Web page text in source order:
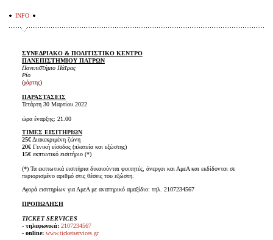
INFO
ΣΥΝΕΔΡΙΑΚΟ & ΠΟΛΙΤΙΣΤΙΚΟ ΚΕΝΤΡΟ
ΠΑΝΕΠΙΣΤΗΜΙΟΥ ΠΑΤΡΩΝ
Πανεπιστήμιο Πάτρας
Ρίο
(χάρτης)
ΠΑΡΑΣΤΑΣΕΙΣ
Τετάρτη 30 Μαρτίου 2022
ώρα έναρξης: 21.00
ΤΙΜΕΣ ΕΙΣΙΤΗΡΙΩΝ
25€Διακεκριμένη ζώνη
20€Γενική είσοδος (πλατεία και εξώστης)
15€εκπτωτικό εισιτήριο (*)
(*) Τα εκπτωτικά εισιτήρια δικαιούνται φοιτητές, άνεργοι και ΑμεΑ και εκδίδονται σε
περιορισμένο αριθμό στις θέσεις του εξώστη.
Αγορά εισιτηρίων για ΑμεΑ με αναπηρικό αμαξίδιο: τηλ. 2107234567
ΠΡΟΠΩΛΗΣΗ
TICKET SERVICES
- τηλεφωνικά: 2107234567
- online: www.ticketservices.gr